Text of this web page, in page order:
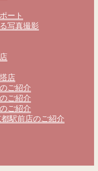
ート
写真撮影
店
ご紹介
ご紹介
ご紹介
駅前店のご紹介